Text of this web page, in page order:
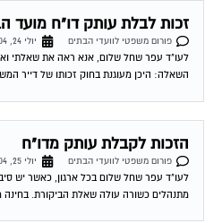
זכות לבלת עותק דו"ח מועד
פורום משפטי לוועדי הבתים
יולי 24, 2004
לעו"ד עפר שחל שלום, אנא ראה את שאלתי
השאלה: היכן מעוגנת בחוק זכותו של דייר
הזכות לקבלת עותק מדו"ח
פורום משפטי לוועדי הבתים
יולי 25, 2004
לעו"ד עפר שחל שלום בכל ארגון, כאשר יש
מתנהלים כשורה עולה שאלת הביקורת.